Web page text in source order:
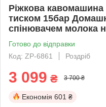
Ріжкова
тиском 15бар
спінювачем молока
Готово до відправки
Код: ZP-6861
Роздріб
3 099 ₴ 3 700 ₴
Економія 601 ₴